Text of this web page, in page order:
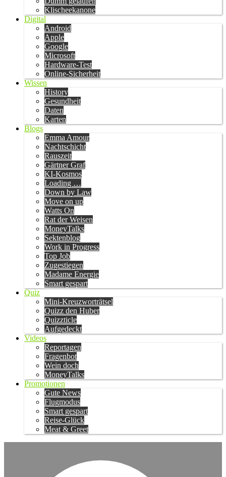
Klischeekanone
Digital
Android
Apple
Google
Microsoft
Hardware-Test
Online-Sicherheit
Wissen
History
Gesundheit
Daten
Karten
Blogs
Emma Amour
Nachtschicht
Rauszeit
Gärtner Graf
KI-Kosmos
Loading …
Down by Law
Move on up
Watts On
Rat der Weisen
MoneyTalks
Sektenblog
Work in Progress
Top Job
Zugestiegen
Madame Energie
Smart gespart
Quiz
Mini-Kreuzworträtsel
Quizz den Huber
Quizzticle
Aufgedeckt
Videos
Reportagen
Fragenbot
Wein doch
MoneyTalks
Promotionen
Gute News
Flugmodus
Smart gespart
Reise-Glück
Meat & Greet